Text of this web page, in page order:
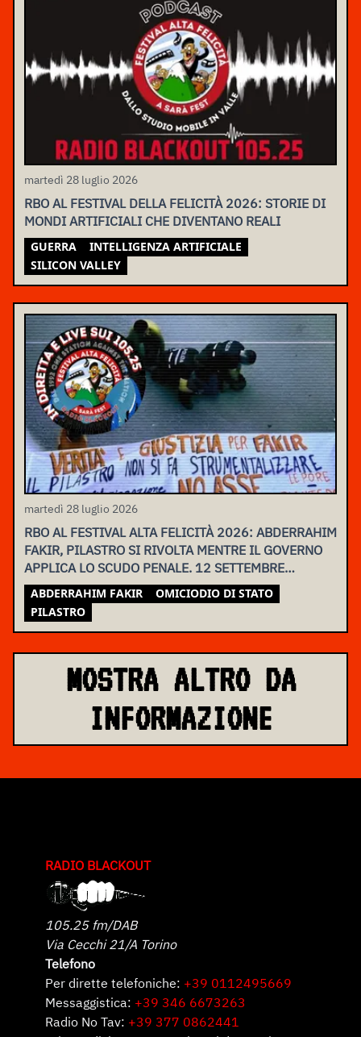
martedì 28 luglio 2026
RBO AL FESTIVAL DELLA FELICITÀ 2026: STORIE DI
MONDI ARTIFICIALI CHE DIVENTANO REALI
GUERRA
INTELLIGENZA ARTIFICIALE
SILICON VALLEY
martedì 28 luglio 2026
RBO AL FESTIVAL ALTA FELICITÀ 2026: ABDERRAHIM
FAKIR, PILASTRO SI RIVOLTA MENTRE IL GOVERNO
APPLICA LO SCUDO PENALE. 12 SETTEMBRE
ASSEMBLEA NAZIONALE
ABDERRAHIM FAKIR
OMICIODIO DI STATO
PILASTRO
MOSTRA ALTRO DA
INFORMAZIONE
RADIO BLACKOUT
105.25 fm/DAB
Via Cecchi 21/A Torino
Telefono
Per dirette telefoniche: +39 0112495669
Messaggistica: +39 346 6673263
Radio No Tav: +39 377 0862441